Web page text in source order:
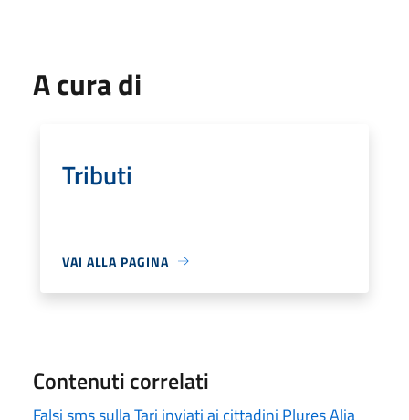
A cura di
Tributi
VAI ALLA PAGINA
Contenuti correlati
Falsi sms sulla Tari inviati ai cittadini Plures Alia